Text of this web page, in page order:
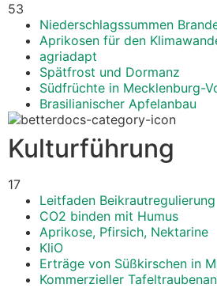
53
Niederschlagssummen
Aprikosen für den
agriadapt
Spätfrost und Dormanz
Südfrüchte in Mecklenburg-
Brasilianischer Apfelanbau
Kulturführung
17
Leitfaden Beikrautregulierung
CO2 binden mit Humus
Aprikose, Pfirsich, Nektarine
KliO
Erträge von Süßkirschen in
Kommerzieller